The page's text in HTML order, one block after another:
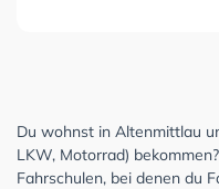
Du wohnst in Altenmittlau
LKW, Motorrad)
Fahrschulen, bei denen du